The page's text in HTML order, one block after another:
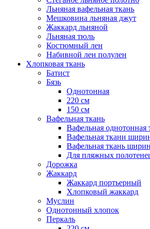
Льняная вафельная ткань
Мешковина льняная джут
Жаккард льняной
Льняная тюль
Костюмный лен
Набивной лен полулен
Хлопковая ткань
Батист
Бязь
Однотонная
220 см
150 см
Вафельная ткань
Вафельная однотонная
Вафельная ткани
Вафельная ткань
Для пляжных
Дорожка
Жаккард
Жаккард портьерный
Хлопковый жаккард
Муслин
Однотонный хлопок
Перкаль